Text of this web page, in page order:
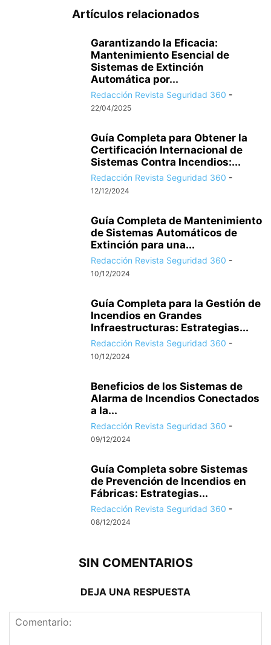
Artículos relacionados
Garantizando la Eficacia:
Mantenimiento Esencial de
Sistemas de Extinción
Automática por...
Redacción Revista Seguridad 360 -
22/04/2025
Guía Completa para Obtener la
Certificación Internacional de
Sistemas Contra Incendios:...
Redacción Revista Seguridad 360 -
12/12/2024
Guía Completa de Mantenimiento
de Sistemas Automáticos de
Extinción para una...
Redacción Revista Seguridad 360 -
10/12/2024
Guía Completa para la Gestión de
Incendios en Grandes
Infraestructuras: Estrategias...
Redacción Revista Seguridad 360 -
10/12/2024
Beneficios de los Sistemas de
Alarma de Incendios Conectados
a la...
Redacción Revista Seguridad 360 -
09/12/2024
Guía Completa sobre Sistemas
de Prevención de Incendios en
Fábricas: Estrategias...
Redacción Revista Seguridad 360 -
08/12/2024
SIN COMENTARIOS
DEJA UNA RESPUESTA